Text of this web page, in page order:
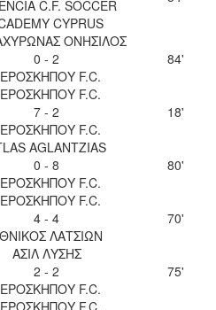
C.F. SOCCER
CYPRUS
ΟΝΗΣΙΛΟΣ
0 - 2
F.C.
84'
F.C.
7 - 2
F.C.
18'
AGLANTZIAS
0 - 8
F.C.
80'
F.C.
4 - 4
ΛΑΤΣΙΩΝ
70'
ΑΣΙΛ ΛΥΣΗΣ
2 - 2
F.C.
75'
F.C.